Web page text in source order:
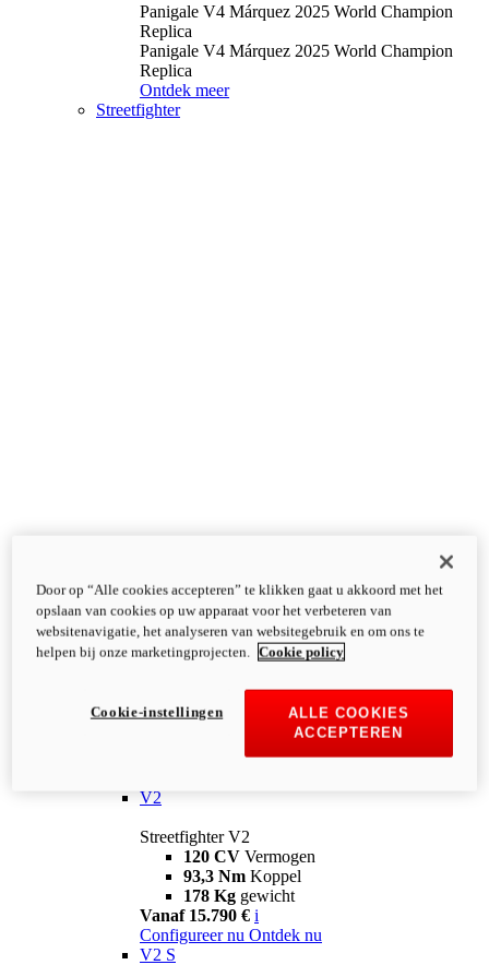
Panigale V4 Márquez 2025 World Champion
Replica
Panigale V4 Márquez 2025 World Champion
Replica
Ontdek meer
Streetfighter
V2
Streetfighter V2
120 CV Vermogen
93,3 Nm Koppel
178 Kg gewicht
Vanaf 15.790 € i
Configureer nu Ontdek nu
V2 S
Door op “Alle cookies accepteren” te klikken gaat u akkoord met het
opslaan van cookies op uw apparaat voor het verbeteren van
websitenavigatie, het analyseren van websitegebruik en om ons te
helpen bij onze marketingprojecten.
Cookie policy
ALLE COOKIES
ACCEPTEREN
Cookie-instellingen